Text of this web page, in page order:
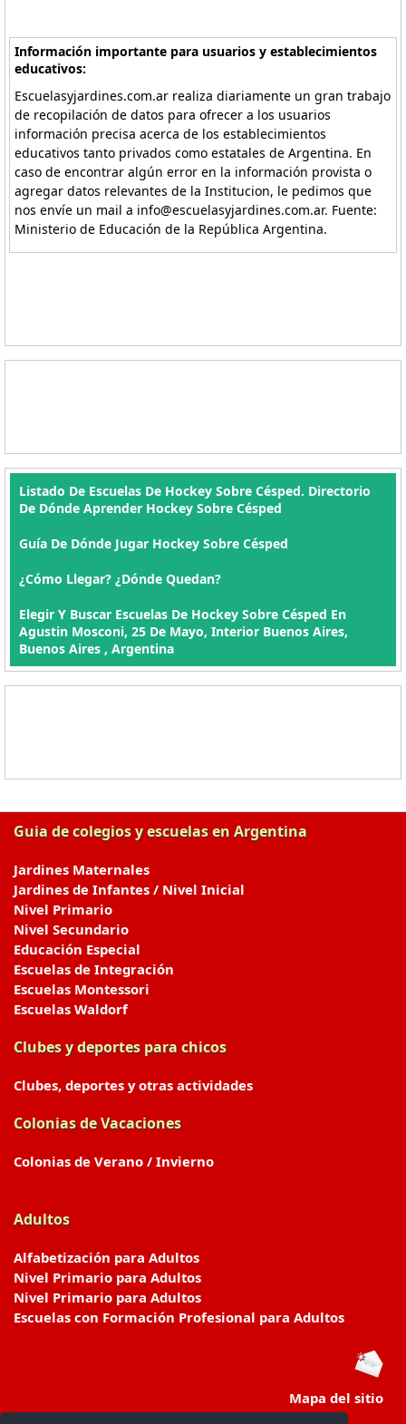
Información importante para usuarios y establecimientos
educativos:
Escuelasyjardines.com.ar realiza diariamente un gran trabajo
de recopilación de datos para ofrecer a los usuarios
información precisa acerca de los establecimientos
educativos tanto privados como estatales de Argentina. En
caso de encontrar algún error en la información provista o
agregar datos relevantes de la Institucion, le pedimos que
nos envíe un mail a info@escuelasyjardines.com.ar. Fuente:
Ministerio de Educación de la República Argentina.
Listado De Escuelas De Hockey Sobre Césped. Directorio
De Dónde Aprender Hockey Sobre Césped
Guía De Dónde Jugar Hockey Sobre Césped
¿Cómo Llegar? ¿Dónde Quedan?
Elegir Y Buscar Escuelas De Hockey Sobre Césped En
Agustin Mosconi, 25 De Mayo, Interior Buenos Aires,
Buenos Aires , Argentina
Guia de colegios y escuelas en Argentina
Jardines Maternales
Jardines de Infantes / Nivel Inicial
Nivel Primario
Nivel Secundario
Educación Especial
Escuelas de Integración
Escuelas Montessori
Escuelas Waldorf
Clubes y deportes para chicos
Clubes, deportes y otras actividades
Colonias de Vacaciones
Colonias de Verano / Invierno
Adultos
Alfabetización para Adultos
Nivel Primario para Adultos
Nivel Primario para Adultos
Escuelas con Formación Profesional para Adultos
Mapa del sitio